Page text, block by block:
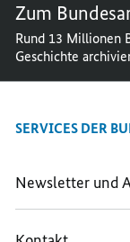
Zum
Rund 13 Millionen
Geschichte
SERVICES DER
Newsletter und